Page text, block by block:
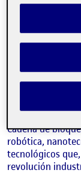
video
4.ª
MARIOLA DINARÈS,
GUÀRDIA Y ENRIC
Periodista y SMM /
allWomen Tech /
Economía y Empresa
Cadena de
robótica,
tecnológicos
revolución